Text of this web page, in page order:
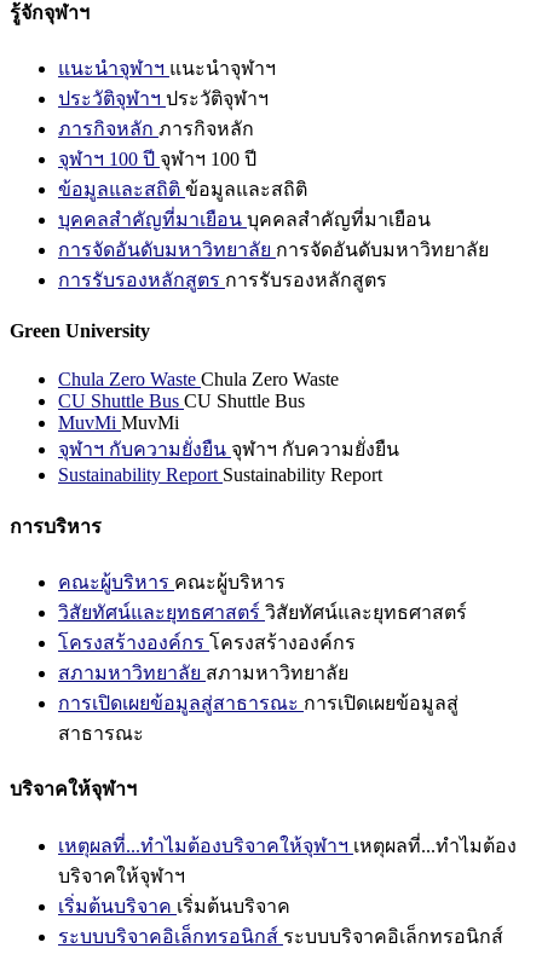
รู้จักจุฬาฯ
แนะนำจุฬาฯ แนะนำจุฬาฯ
ประวัติจุฬาฯ ประวัติจุฬาฯ
ภารกิจหลัก ภารกิจหลัก
จุฬาฯ 100 ปี จุฬาฯ 100 ปี
ข้อมูลและสถิติ ข้อมูลและสถิติ
บุคคลสำคัญที่มาเยือน บุคคลสำคัญที่มาเยือน
การจัดอันดับมหาวิทยาลัย การจัดอันดับมหาวิทยาลัย
การรับรองหลักสูตร การรับรองหลักสูตร
Green University
Chula Zero Waste Chula Zero Waste
CU Shuttle Bus CU Shuttle Bus
MuvMi MuvMi
จุฬาฯ กับความยั่งยืน จุฬาฯ กับความยั่งยืน
Sustainability Report Sustainability Report
การบริหาร
คณะผู้บริหาร คณะผู้บริหาร
วิสัยทัศน์และยุทธศาสตร์ วิสัยทัศน์และยุทธศาสตร์
โครงสร้างองค์กร โครงสร้างองค์กร
สภามหาวิทยาลัย สภามหาวิทยาลัย
การเปิดเผยข้อมูลสู่สาธารณะ การเปิดเผยข้อมูลสู่
สาธารณะ
บริจาคให้จุฬาฯ
เหตุผลที่...ทำไมต้องบริจาคให้จุฬาฯ เหตุผลที่...ทำไมต้อง
บริจาคให้จุฬาฯ
เริ่มต้นบริจาค เริ่มต้นบริจาค
ระบบบริจาคอิเล็กทรอนิกส์ ระบบบริจาคอิเล็กทรอนิกส์